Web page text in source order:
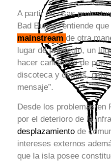
A partir de esas
Bad Bunny “entiende
mainstream de otra
lugar de privilegio, un
hacer canciones de
discoteca y demás, pero
mensaje”.
Desde los problemas en
por el deterioro de la
desplazamiento de
intereses externos
que la isla posee